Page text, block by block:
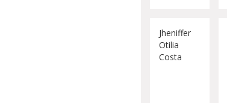
Jheniffer
Otilia
Costa